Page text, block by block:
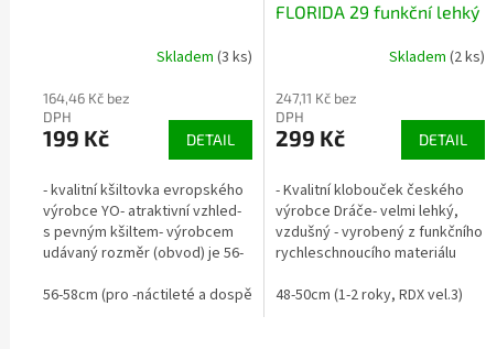
Skladem (3 ks)
164,46 Kč bez
DPH
199 Kč DETAIL
- kvalitní kšiltovka evropského
výrobce YO- atraktivní vzhled-
s pevným kšiltem- výrobcem
udávaný rozměr (obvod) je 56-
regulovat pomocí pásku na
56-58cm (pro -náctileté a dospělé, RDX vel.7)
FLORIDA 29 funkční lehký
Skladem (2 ks)
247,11 Kč bez
DPH
299 Kč DETAIL
- Kvalitní klobouček českého
výrobce Dráče- velmi lehký,
vzdušný - vyrobený z funkčního
rychleschnoucího materiálu
vodě / moři nebo do hor- UV...
48-50cm (1-2 roky, RDX vel.3)